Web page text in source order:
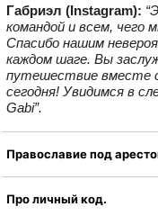
Габриэл (Instagram):
командой и всем, чего
Спасибо нашим
каждом шаге. Вы
путешествие вместе
сегодня! Увидимся в
Gabi”.
Православие под
Про личный код.